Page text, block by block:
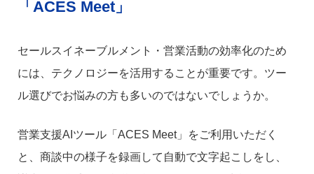
「ACES Meet」
セールスイネーブルメント・営業活動の効率化のため
には、テクノロジーを活用することが重要です。ツー
ル選びでお悩みの方も多いのではないでしょうか。
営業支援AIツール「ACES Meet」をご利用いただく
と、商談中の様子を録画して自動で文字起こしをし、